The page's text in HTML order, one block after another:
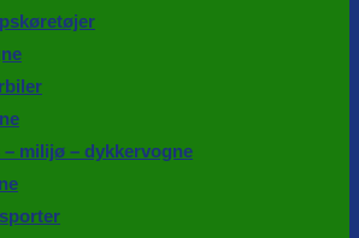
milijø – dykkervogne